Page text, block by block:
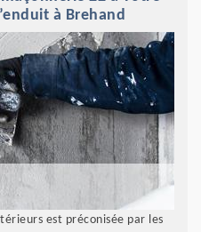
à Brehand
est préconisée par les